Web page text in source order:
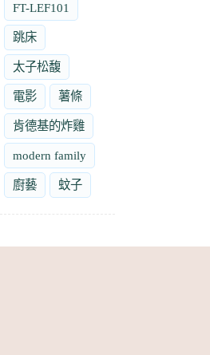
FT-LEF101
跳床
太子松馥
電影 薯條
肯德基的炸雞
modern family
廚藝 蚊子